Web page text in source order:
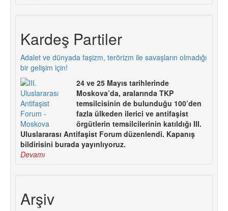
Kardeş Partiler
Adalet ve dünyada faşizm, terörizm ile savaşların olmadığı
bir gelişim için!
24 ve 25 Mayıs tarihlerinde
Moskova’da, aralarında TKP
temsilcisinin de bulunduğu 100’den
fazla ülkeden ilerici ve antifaşist
örgütlerin temsilcilerinin katıldığı III.
Uluslararası Antifaşist Forum düzenlendi. Kapanış
bildirisini burada yayınlıyoruz.
Devamı
Arşiv